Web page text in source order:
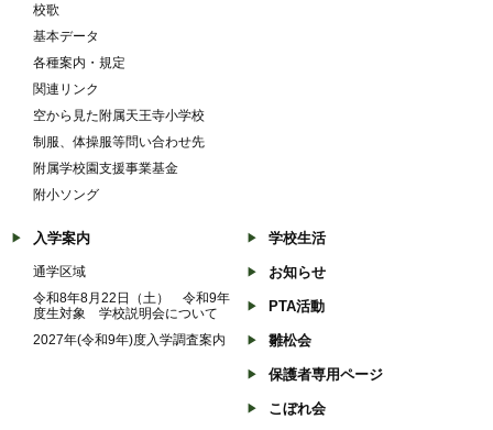
校歌
基本データ
各種案内・規定
関連リンク
空から見た附属天王寺小学校
制服、体操服等問い合わせ先
附属学校園支援事業基金
附小ソング
入学案内
通学区域
令和8年8月22日（土） 令和9年
度生対象 学校説明会について
2027年(令和9年)度入学調査案内
学校生活
お知らせ
PTA活動
雛松会
保護者専用ページ
こぼれ会